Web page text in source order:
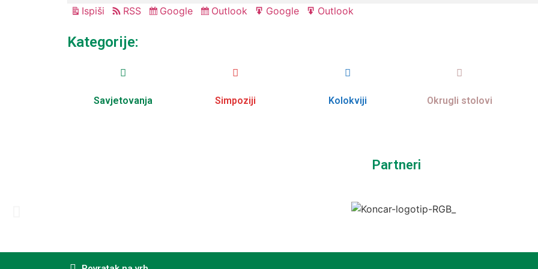
Ispiši Pregled
RSS
Subscribe
Google
Subscribe
Outlook
Export
Google
Export
Outlook
Kategorije:
Savjetovanja Simpoziji Kolokviji Okrugli stolovi
Partneri